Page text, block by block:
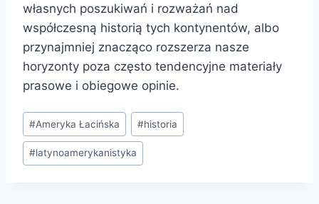
własnych poszukiwań i rozważań nad
współczesną historią tych kontynentów, albo
przynajmniej znacząco rozszerza nasze
horyzonty poza często tendencyjne materiały
prasowe i obiegowe opinie.
Tagi
wpisu:
#Ameryka Łacińska #historia
#latynoamerykanistyka